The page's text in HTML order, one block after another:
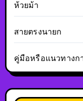
ห้วยม้า
สายตรงนายก
คู่มือหรือแนวทางก